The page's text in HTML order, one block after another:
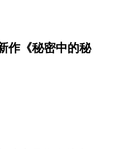
作《秘密中的秘